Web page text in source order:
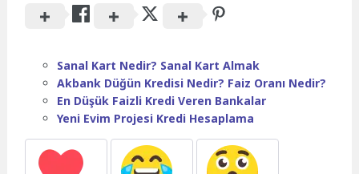
Sanal Kart Nedir? Sanal Kart Almak
Akbank Düğün Kredisi Nedir? Faiz Oranı Nedir?
En Düşük Faizli Kredi Veren Bankalar
Yeni Evim Projesi Kredi Hesaplama